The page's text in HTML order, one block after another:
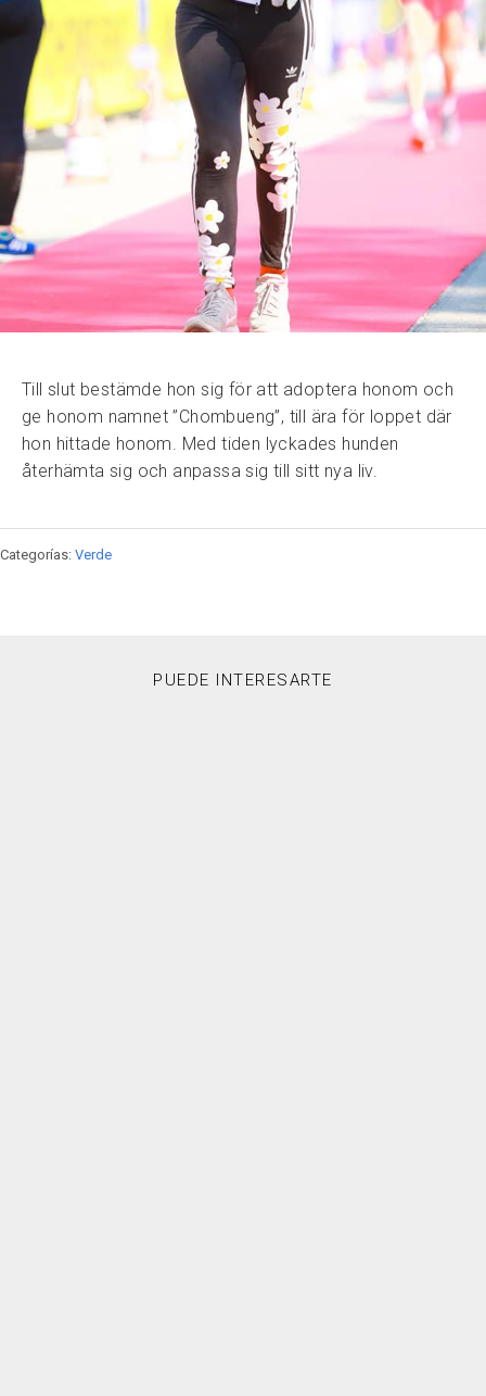
Till slut bestämde hon sig för att adoptera honom och
ge honom namnet ”Chombueng”, till ära för loppet där
hon hittade honom. Med tiden lyckades hunden
återhämta sig och anpassa sig till sitt nya liv.
Categorías: Verde
PUEDE INTERESARTE